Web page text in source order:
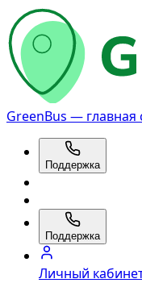
GreenBus — главная
Поддержка
Поддержка
Личный